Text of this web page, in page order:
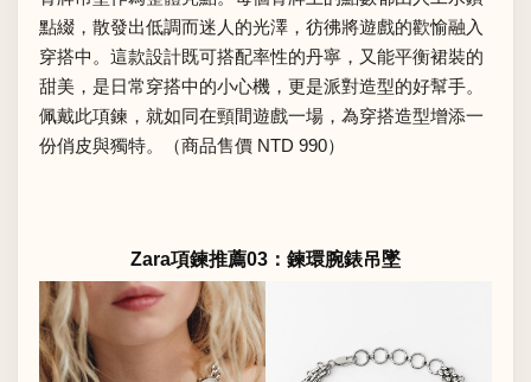
點綴，散發出低調而迷人的光澤，彷彿將遊戲的歡愉融入
穿搭中。這款設計既可搭配率性的丹寧，又能平衡裙裝的
甜美，是日常穿搭中的小心機，更是派對造型的好幫手。
佩戴此項鍊，就如同在頸間遊戲一場，為穿搭造型增添一
份俏皮與獨特。（商品售價 NTD 990）
Zara項鍊推薦03：鍊環腕錶吊墜